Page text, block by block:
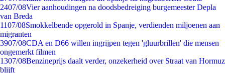
2407/08Vier aanhoudingen na doodsbedreiging burgemeester Depla
van Breda
1107/08Smokkelbende opgerold in Spanje, verdienden miljoenen aan
migranten
3907/08CDA en D66 willen ingrijpen tegen 'gluurbrillen' die mensen
ongemerkt filmen
1307/08Benzineprijs daalt verder, onzekerheid over Straat van Hormuz
blijft